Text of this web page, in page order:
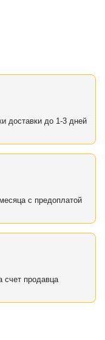
доставки до 1-3 дней
с предоплатой
счет продавца